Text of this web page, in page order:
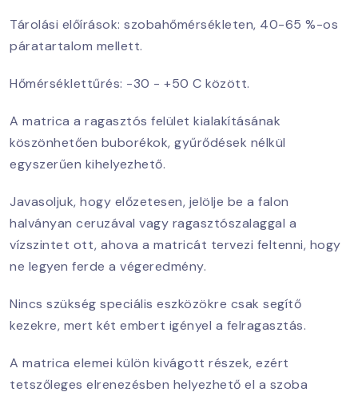
Tárolási előírások: szobahőmérsékleten, 40-65 %-os
páratartalom mellett.
Hőmérséklettűrés: -30 - +50 C között.
A matrica a ragasztós felület kialakításának
köszönhetően buborékok, gyűrődések nélkül
egyszerűen kihelyezhető.
Javasoljuk, hogy előzetesen, jelölje be a falon
halványan ceruzával vagy ragasztószalaggal a
vízszintet ott, ahova a matricát tervezi feltenni, hogy
ne legyen ferde a végeredmény.
Nincs szükség speciális eszközökre csak segítő
kezekre, mert két embert igényel a felragasztás.
A matrica elemei külön kivágott részek, ezért
tetszőleges elrenezésben helyezhető el a szoba